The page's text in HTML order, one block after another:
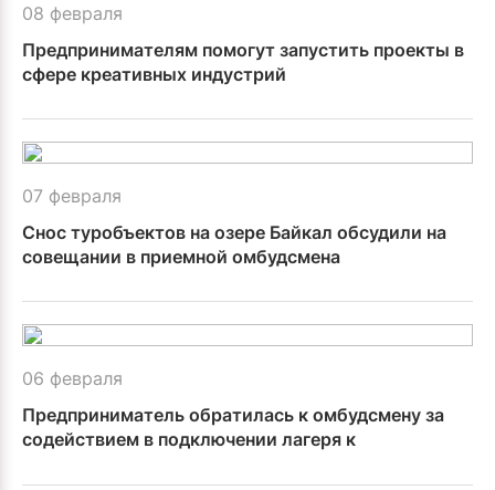
08 февраля
Предпринимателям помогут запустить проекты в
сфере креативных индустрий
07 февраля
Снос туробъектов на озере Байкал обсудили на
совещании в приемной омбудсмена
06 февраля
Предприниматель обратилась к омбудсмену за
содействием в подключении лагеря к